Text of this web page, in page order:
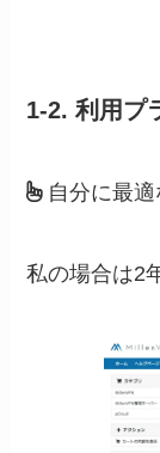
1-2. 利用プ
自分に最適
私の場合は2